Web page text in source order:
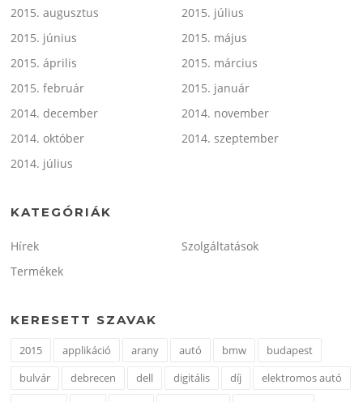
2015. augusztus
2015. július
2015. június
2015. május
2015. április
2015. március
2015. február
2015. január
2014. december
2014. november
2014. október
2014. szeptember
2014. július
KATEGÓRIÁK
Hírek
Szolgáltatások
Termékek
KERESETT SZAVAK
2015 applikáció arany autó bmw
budapest
bulvár
debrecen dell digitális díj
elektromos autó